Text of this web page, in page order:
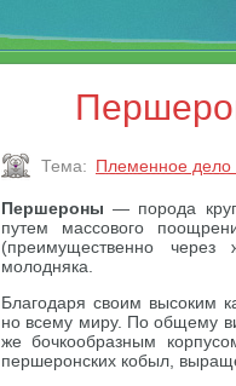
Тема: Племенное дело
Першероны — порода
путем массового
(преимущественно
молодняка.
Благодаря своим высоким
но всему миру. По общему
же бочкообразным
першеронских кобыл,